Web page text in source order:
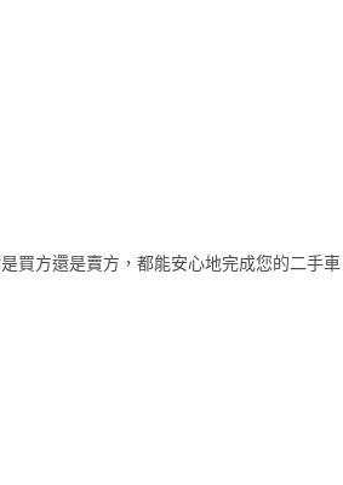
買方還是賣方，都能安心地完成您的二手車